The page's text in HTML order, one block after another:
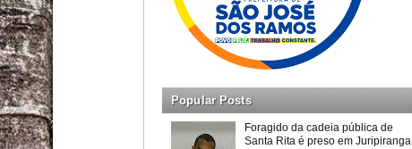
Popular Posts
Foragido da cadeia pública de
Santa Rita é preso em Juripiranga